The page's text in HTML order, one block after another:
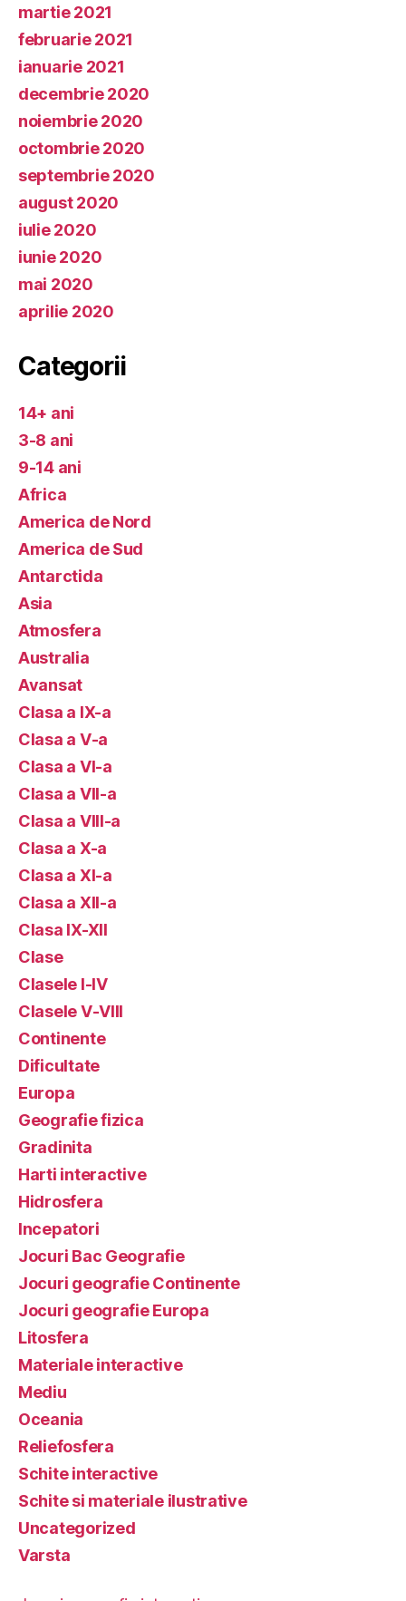
martie 2021
februarie 2021
ianuarie 2021
decembrie 2020
noiembrie 2020
octombrie 2020
septembrie 2020
august 2020
iulie 2020
iunie 2020
mai 2020
aprilie 2020
Categorii
14+ ani
3-8 ani
9-14 ani
Africa
America de Nord
America de Sud
Antarctida
Asia
Atmosfera
Australia
Avansat
Clasa a IX-a
Clasa a V-a
Clasa a VI-a
Clasa a VII-a
Clasa a VIII-a
Clasa a X-a
Clasa a XI-a
Clasa a XII-a
Clasa IX-XII
Clase
Clasele I-IV
Clasele V-VIII
Continente
Dificultate
Europa
Geografie fizica
Gradinita
Harti interactive
Hidrosfera
Incepatori
Jocuri Bac Geografie
Jocuri geografie Continente
Jocuri geografie Europa
Litosfera
Materiale interactive
Mediu
Oceania
Reliefosfera
Schite interactive
Schite si materiale ilustrative
Uncategorized
Varsta